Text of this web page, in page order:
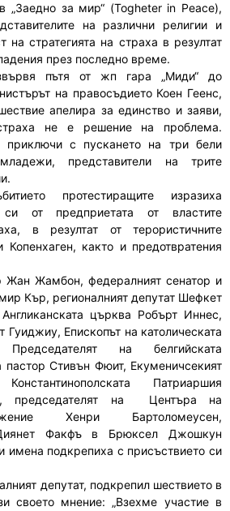
„Заедно за мир“ (Togheter in Peace),
на различни религии и
на стратегията на страха в резултат
през последно време.
пътя от жп гара „Миди“ до
на правосъдието Коен Геенс,
апелира за единство и заяви,
не е решение на проблема.
приключи с пускането на три бели
представители на трите
протестиращите изразиха
си от предприетата от властите
в резултат от терористичните
както и предотвратения
Жан Жамбон, федералният сенатор и
Кър, регионалният депутат Шефкет
църква Робърт Иннес,
Гуиджиу, Епископът на католическата
на белгийската
пастор Стивън Фюит, Екуменичсекият
Патриаршия
председателят на Центъра на
Хенри Бартоломеусен,
Факфъ в Брюксел Джошкун
имена подкрепиха с присъствието си
депутат, подкрепил шествието в
своето мнение: „Взехме участие в